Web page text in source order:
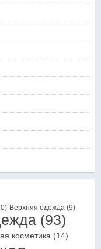
Верхняя одежда (9)
(93)
косметика (14)